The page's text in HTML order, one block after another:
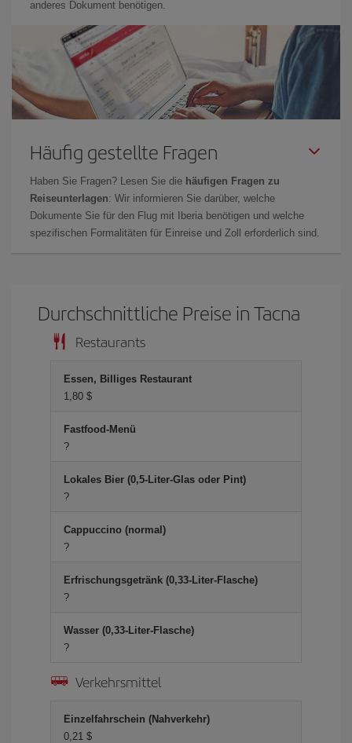
anderes Dokument benötigen.
Häufig gestellte Fragen
Haben Sie Fragen? Lesen Sie die häufigen Fragen zu
Reiseunterlagen: Wir informieren Sie darüber, welche
Dokumente Sie für den Flug mit Iberia benötigen und welche
spezifischen Formalitäten für Einreise und Zoll erforderlich sind.
Durchschnittliche Preise in Tacna
Restaurants
Essen, Billiges Restaurant
1,80 $
Fastfood-Menü
?
Lokales Bier (0,5-Liter-Glas oder Pint)
?
Cappuccino (normal)
?
Erfrischungsgetränk (0,33-Liter-Flasche)
?
Wasser (0,33-Liter-Flasche)
?
Verkehrsmittel
Einzelfahrschein (Nahverkehr)
0,21 $